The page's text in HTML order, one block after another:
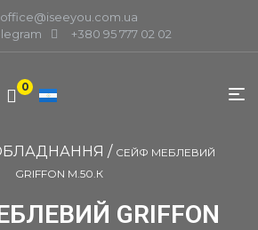
office@iseeyou.com.ua
+380 95 777 02 02
0
/ СЕЙФ МЕБЛЕВИЙ
GRIFFON M.50.К
GRIFFON